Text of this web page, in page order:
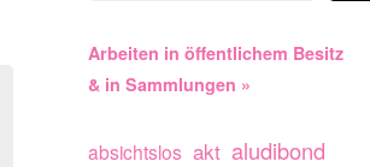
Arbeiten in öffentlichem Besitz
& in Sammlungen »
absichtslos akt aludibond